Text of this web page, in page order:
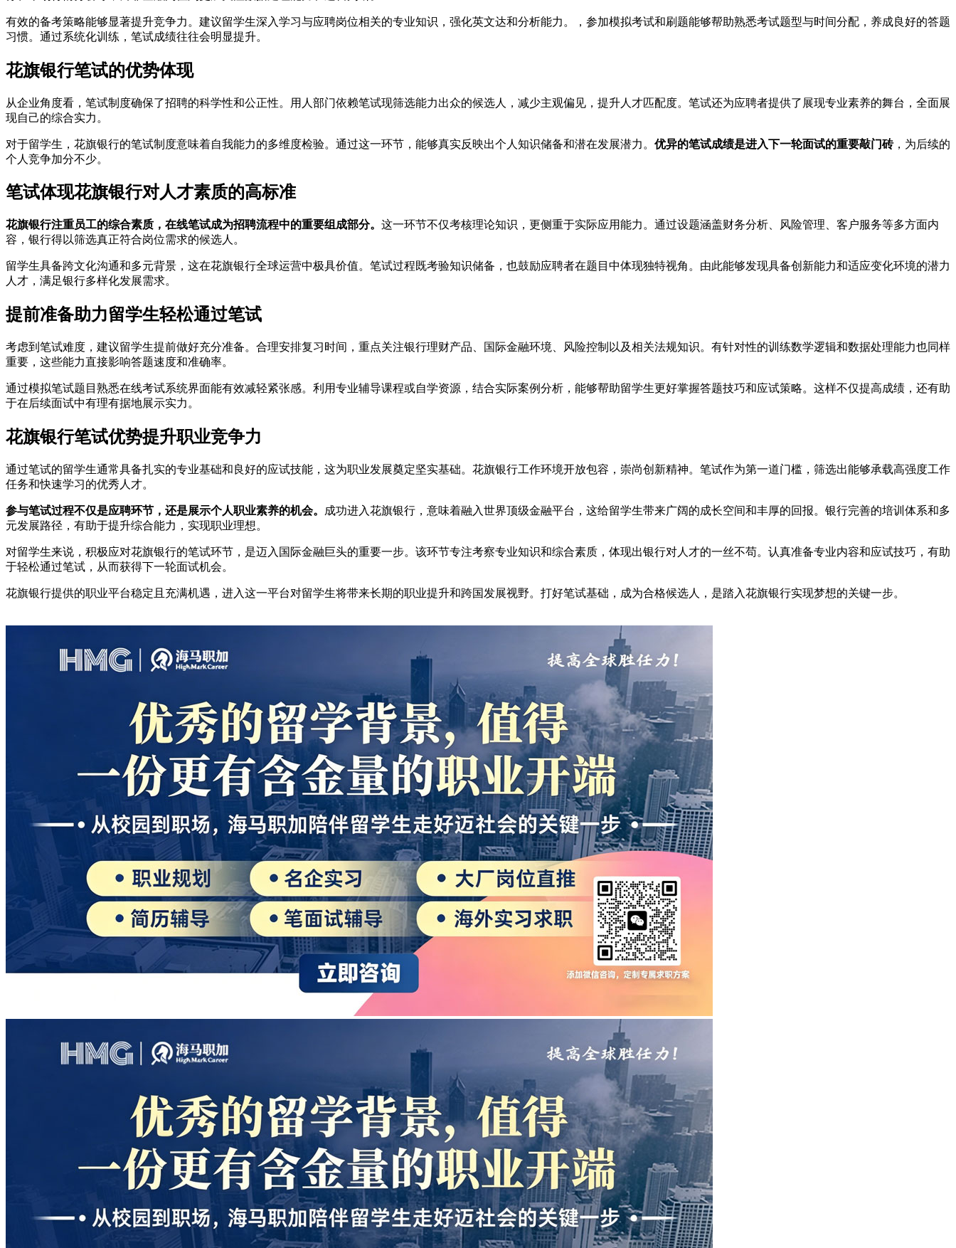
有效的备考策略能够显著提升竞争力。建议留学生深入学习与应聘岗位相关的专业知识，强化英文达和分析能力。，参加模拟考试和刷题能够帮助熟悉考试题型与时间分配，养成良好的答题
习惯。通过系统化训练，笔试成绩往往会明显提升。
花旗银行笔试的优势体现
从企业角度看，笔试制度确保了招聘的科学性和公正性。用人部门依赖笔试现筛选能力出众的候选人，减少主观偏见，提升人才匹配度。笔试还为应聘者提供了展现专业素养的舞台，全面展
现自己的综合实力。
对于留学生，花旗银行的笔试制度意味着自我能力的多维度检验。通过这一环节，能够真实反映出个人知识储备和潜在发展潜力。 优异的笔试成绩是进入下一轮面试的重要敲门砖，为后续的
个人竞争加分不少。
笔试体现花旗银行对人才素质的高标准
花旗银行注重员工的综合素质，在线笔试成为招聘流程中的重要组成部分。 这一环节不仅考核理论知识，更侧重于实际应用能力。通过设题涵盖财务分析、风险管理、客户服务等多方面内
容，银行得以筛选真正符合岗位需求的候选人。
留学生具备跨文化沟通和多元背景，这在花旗银行全球运营中极具价值。笔试过程既考验知识储备，也鼓励应聘者在题目中体现独特视角。由此能够发现具备创新能力和适应变化环境的潜力
人才，满足银行多样化发展需求。
提前准备助力留学生轻松通过笔试
考虑到笔试难度，建议留学生提前做好充分准备。合理安排复习时间，重点关注银行理财产品、国际金融环境、风险控制以及相关法规知识。有针对性的训练数学逻辑和数据处理能力也同样
重要，这些能力直接影响答题速度和准确率。
通过模拟笔试题目熟悉在线考试系统界面能有效减轻紧张感。利用专业辅导课程或自学资源，结合实际案例分析，能够帮助留学生更好掌握答题技巧和应试策略。这样不仅提高成绩，还有助
于在后续面试中有理有据地展示实力。
花旗银行笔试优势提升职业竞争力
通过笔试的留学生通常具备扎实的专业基础和良好的应试技能，这为职业发展奠定坚实基础。花旗银行工作环境开放包容，崇尚创新精神。笔试作为第一道门槛，筛选出能够承载高强度工作
任务和快速学习的优秀人才。
参与笔试过程不仅是应聘环节，还是展示个人职业素养的机会。
成功进入花旗银行，意味着融入世界顶级金融平台，这给留学生带来广阔的成长空间和丰厚的回报。银行完善的培训体系和多
元发展路径，有助于提升综合能力，实现职业理想。
对留学生来说，积极应对花旗银行的笔试环节，是迈入国际金融巨头的重要一步。该环节专注考察专业知识和综合素质，体现出银行对人才的一丝不苟。认真准备专业内容和应试技巧，有助
于轻松通过笔试，从而获得下一轮面试机会。
花旗银行提供的职业平台稳定且充满机遇，进入这一平台对留学生将带来长期的职业提升和跨国发展视野。打好笔试基础，成为合格候选人，是踏入花旗银行实现梦想的关键一步。